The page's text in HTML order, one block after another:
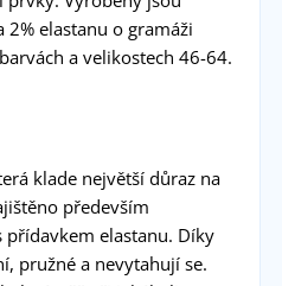
2% elastanu o gramáži
a velikostech 46-64.
klade největší důraz na
především
elastanu. Díky
pružné a nevytahují se.